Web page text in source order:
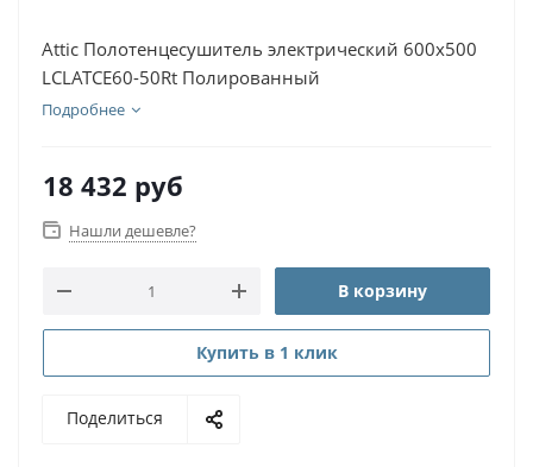
Attic Полотенцесушитель электрический 600х500
LСLATCE60-50Rt Полированный
Подробнее
18 432 руб
Нашли дешевле?
В корзину
Купить в 1 клик
Поделиться